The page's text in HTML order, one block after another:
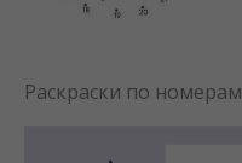
Раскраски по номерам